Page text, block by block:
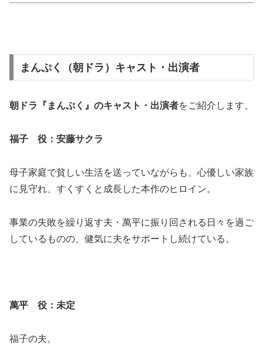
まんぷく（朝ドラ）キャスト・出演者
朝ドラ『まんぷく』のキャスト・出演者をご紹介します。
福子 役： 安藤サクラ
母子家庭で貧しい生活を送っていながらも、心優しい家族
に見守れ、すくすくと成長した本作のヒロイン。
事業の失敗を繰り返す夫・萬平に振り回される日々を過ご
しているものの、健気に夫をサポートし続けている。
萬平 役：未定
福子の夫。